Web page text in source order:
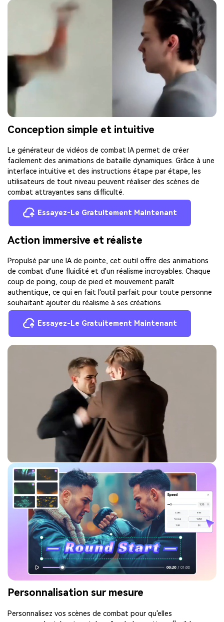
Conception simple et intuitive
Le générateur de vidéos de combat IA permet de créer
facilement des animations de bataille dynamiques. Grâce à une
interface intuitive et des instructions étape par étape, les
utilisateurs de tout niveau peuvent réaliser des scènes de
combat attrayantes sans difficulté.
Essayez-Le Gratuitement Maintenant
Action immersive et réaliste
Propulsé par une IA de pointe, cet outil offre des animations
de combat d'une fluidité et d'un réalisme incroyables. Chaque
coup de poing, coup de pied et mouvement paraît
authentique, ce qui en fait l'outil parfait pour toute personne
souhaitant ajouter du réalisme à ses créations.
Essayez-Le Gratuitement Maintenant
Personnalisation sur mesure
Personnalisez vos scènes de combat pour qu'elles